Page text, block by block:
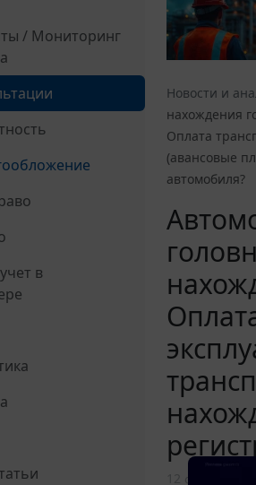
/ Мониторинг
в
Новости и
нахождения
Оплата
(авансовые
автомобиля?